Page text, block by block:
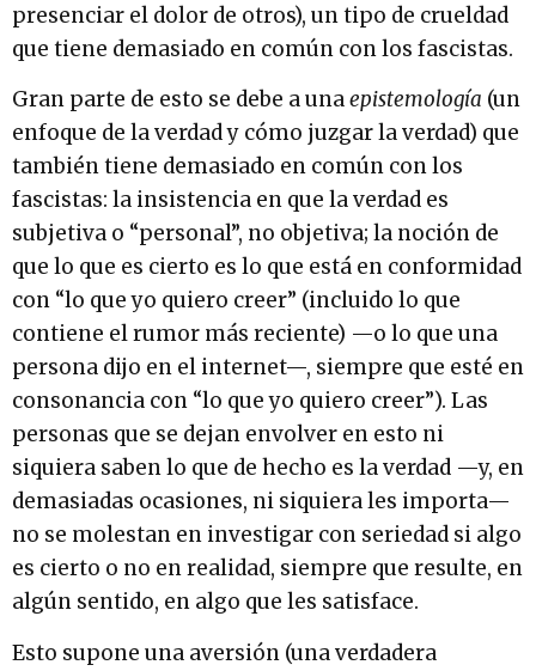
presenciar el dolor de otros), un tipo de crueldad
que tiene demasiado en común con los fascistas.
Gran parte de esto se debe a unaepistemología (un
enfoque de la verdad y cómo juzgar la verdad) que
también tiene demasiado en común con los
fascistas: la insistencia en que la verdad es
subjetiva o “personal”, no objetiva; la noción de
que lo que es cierto es lo que está en conformidad
con “lo que yo quiero creer” (incluido lo que
contiene el rumor más reciente) —o lo que una
persona dijo en el internet—, siempre que esté en
consonancia con “lo que yo quiero creer”). Las
personas que se dejan envolver en esto ni
siquiera saben lo que de hecho es la verdad —y, en
demasiadas ocasiones, ni siquiera les importa—
no se molestan en investigar con seriedad si algo
es cierto o no en realidad, siempre que resulte, en
algún sentido, en algo que les satisface.
Esto supone una aversión (una verdadera